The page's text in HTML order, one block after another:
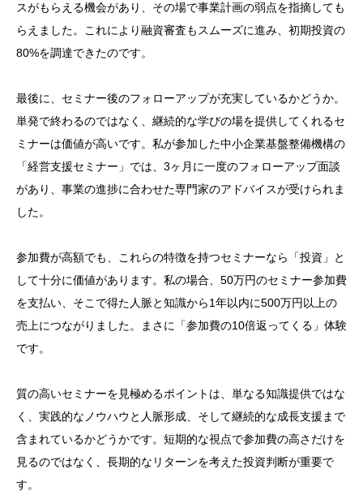
スがもらえる機会があり、その場で事業計画の弱点を指摘しても
らえました。これにより融資審査もスムーズに進み、初期投資の
80%を調達できたのです。
最後に、セミナー後のフォローアップが充実しているかどうか。
単発で終わるのではなく、継続的な学びの場を提供してくれるセ
ミナーは価値が高いです。私が参加した中小企業基盤整備機構の
「経営支援セミナー」では、3ヶ月に一度のフォローアップ面談
があり、事業の進捗に合わせた専門家のアドバイスが受けられま
した。
参加費が高額でも、これらの特徴を持つセミナーなら「投資」と
して十分に価値があります。私の場合、50万円のセミナー参加費
を支払い、そこで得た人脈と知識から1年以内に500万円以上の
売上につながりました。まさに「参加費の10倍返ってくる」体験
です。
質の高いセミナーを見極めるポイントは、単なる知識提供ではな
く、実践的なノウハウと人脈形成、そして継続的な成長支援まで
含まれているかどうかです。短期的な視点で参加費の高さだけを
見るのではなく、長期的なリターンを考えた投資判断が重要で
す。